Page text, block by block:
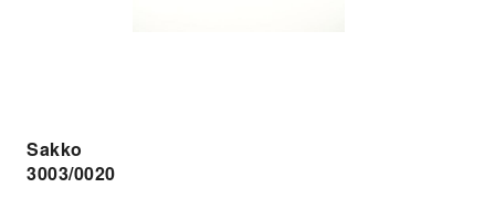
Sakko
3003/0020